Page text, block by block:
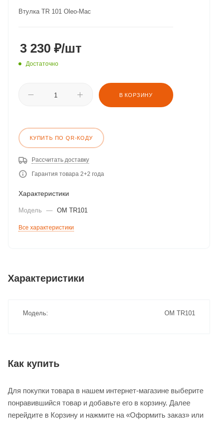
Втулка TR 101 Oleo-Mac
3 230 ₽/шт
Достаточно
В КОРЗИНУ
КУПИТЬ ПО QR-КОДУ
Рассчитать доставку
Гарантия товара 2+2 года
Характеристики
Модель — ОМ TR101
Все характеристики
Характеристики
Модель ОМ TR101
Как купить
Для покупки товара в нашем интернет-магазине выберите
понравившийся товар и добавьте его в корзину. Далее
перейдите в Корзину и нажмите на «Оформить заказ» или